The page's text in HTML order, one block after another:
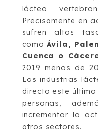
lácteo
Precisamente en
sufren altas
comoÁvila,
Cuenca o
2019 menos de
Las industrias
directo este
personas,
incrementar la
otros sectores.